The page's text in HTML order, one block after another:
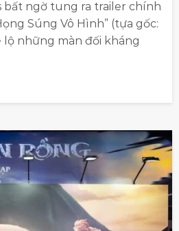
bất ngờ tung ra trailer chính
Súng Vô Hình” (tựa gốc:
lộ những màn đối kháng